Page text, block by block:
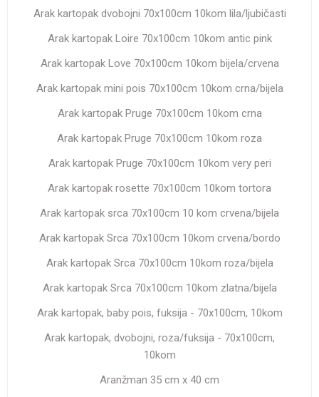
Arak kartopak dvobojni 70x100cm 10kom lila/ljubičasti
Arak kartopak Loire 70x100cm 10kom antic pink
Arak kartopak Love 70x100cm 10kom bijela/crvena
Arak kartopak mini pois 70x100cm 10kom crna/bijela
Arak kartopak Pruge 70x100cm 10kom crna
Arak kartopak Pruge 70x100cm 10kom roza
Arak kartopak Pruge 70x100cm 10kom very peri
Arak kartopak rosette 70x100cm 10kom tortora
Arak kartopak srca 70x100cm 10 kom crvena/bijela
Arak kartopak Srca 70x100cm 10kom crvena/bordo
Arak kartopak Srca 70x100cm 10kom roza/bijela
Arak kartopak Srca 70x100cm 10kom zlatna/bijela
Arak kartopak, baby pois, fuksija - 70x100cm, 10kom
Arak kartopak, dvobojni, roza/fuksija - 70x100cm,
10kom
Aranžman 35 cm x 40 cm